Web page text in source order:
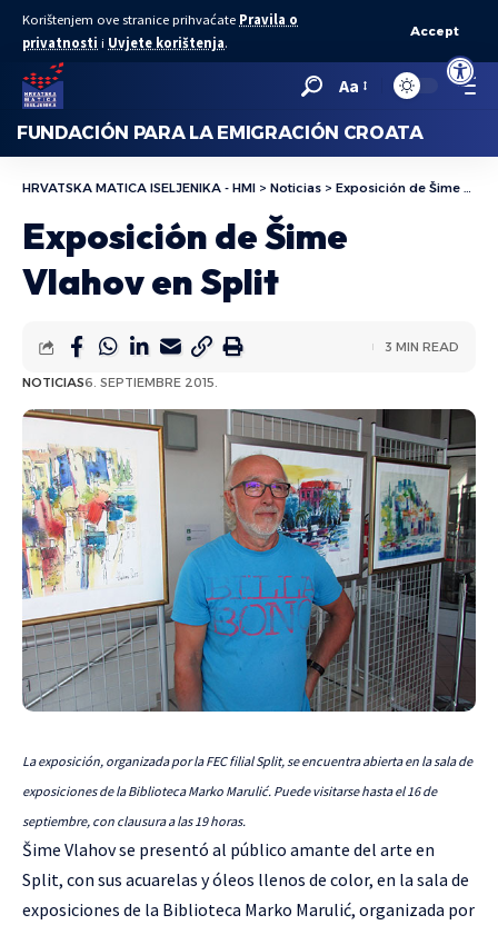
Abrir
Korištenjem ove stranice prihvaćate Pravila o
privatnosti i Uvjete korištenja.
Accept
Aa
FUNDACIÓN PARA LA EMIGRACIÓN CROATA
HRVATSKA MATICA ISELJENIKA - HMI > Noticias > Exposición de Šime Vlahov en Split
Exposición de Šime
Vlahov en Split
NOTICIAS6. SEPTIEMBRE 2015.
3 MIN READ
La exposición, organizada por la FEC filial Split, se encuentra abierta en la sala de
exposiciones de la Biblioteca Marko Marulić. Puede visitarse hasta el 16 de
septiembre, con clausura a las 19 horas.
Šime Vlahov se presentó al público amante del arte en
Split, con sus acuarelas y óleos llenos de color, en la sala de
exposiciones de la Biblioteca Marko Marulić, organizada por